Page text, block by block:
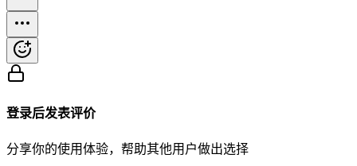
登录后发表评价
分享你的使用体验，帮助其他用户做出选择